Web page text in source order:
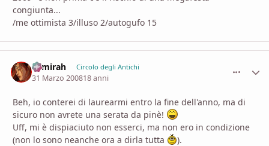
congiunta...
/me ottimista 3/illuso 2/autogufo 15
Samirah Circolo degli Antichi
31 Marzo 200818 anni
Beh, io conterei di laurearmi entro la fine dell'anno, ma di
sicuro non avrete una serata da pinè!
Uff, mi è dispiaciuto non esserci, ma non ero in condizione
(non lo sono neanche ora a dirla tutta
).